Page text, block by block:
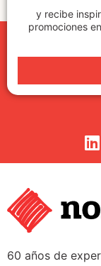
y recibe
promociones
60 años de